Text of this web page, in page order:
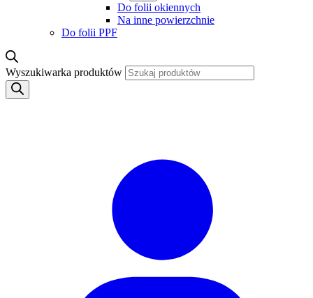
Do folii okiennych
Na inne powierzchnie
Do folii PPF
Wyszukiwarka produktów